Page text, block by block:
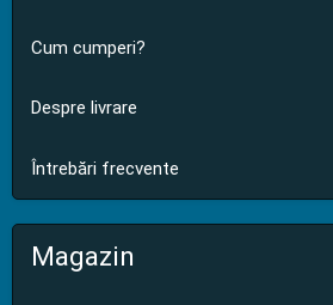
Cum cumperi?
Despre livrare
Întrebări frecvente
Magazin